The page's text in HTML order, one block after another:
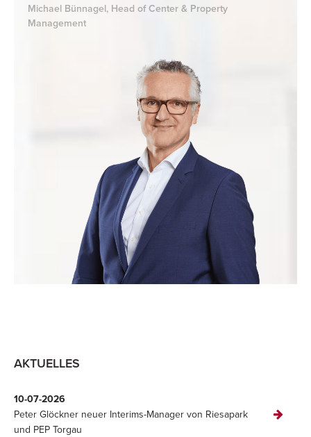
Michael Bünnagel, Head of Center & Property
Management
AKTUELLES
10-07-2026
Peter Glöckner neuer Interims-Manager von Riesapark
und PEP Torgau